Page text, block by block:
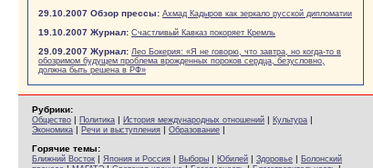
29.10.2007 Обзор прессы: Ахмад Кадыров как зеркало русской дипломатии
19.10.2007 Журнал: Счастливый Кавказ покоряет Кремль
29.09.2007 Журнал: Лео Бокерия: «Я не говорю, что завтра, но когда-то в
обозримом будущем проблема врожденных пороков сердца, безусловно,
должна быть решена в РФ»
Рубрики:
Общество | Политика | История международных отношений | Культура |
Экономика | Речи и выступления | Образование |
Горячие темы:
Ближний Восток | Япония и Россия | Выборы | Юбилей | Здоровье | Болонский